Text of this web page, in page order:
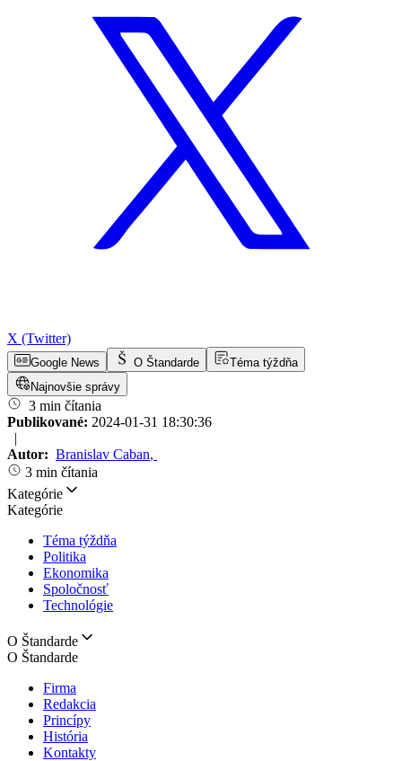
X (Twitter)
Google News O Štandarde
Téma týždňa
Najnovšie správy
3 min čítania
Publikované: 2024-01-31 18:30:36
|
Autor: Branislav Caban,
3 min čítania
Kategórie
Kategórie
Téma týždňa
Politika
Ekonomika
Spoločnosť
Technológie
O Štandarde
O Štandarde
Firma
Redakcia
Princípy
História
Kontakty